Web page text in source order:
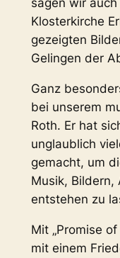
sagen wir
Klosterkirche
gezeigten
Gelingen der
Ganz
bei unserem
Roth. Er hat
unglaublich
gemacht, um
Musik, Bildern,
entstehen zu
Mit „Promise
mit einem